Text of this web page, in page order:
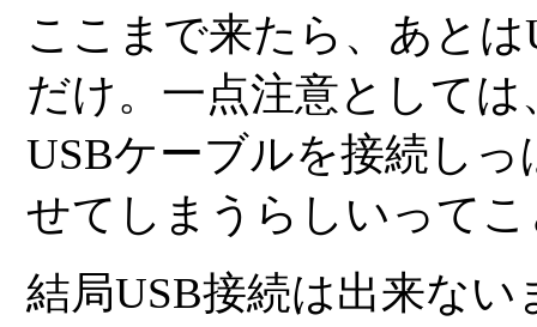
ここまで来たら、あと
だけ。一点注意として
USBケーブルを接続し
せてしまうらしいって
結局USB接続は出来な